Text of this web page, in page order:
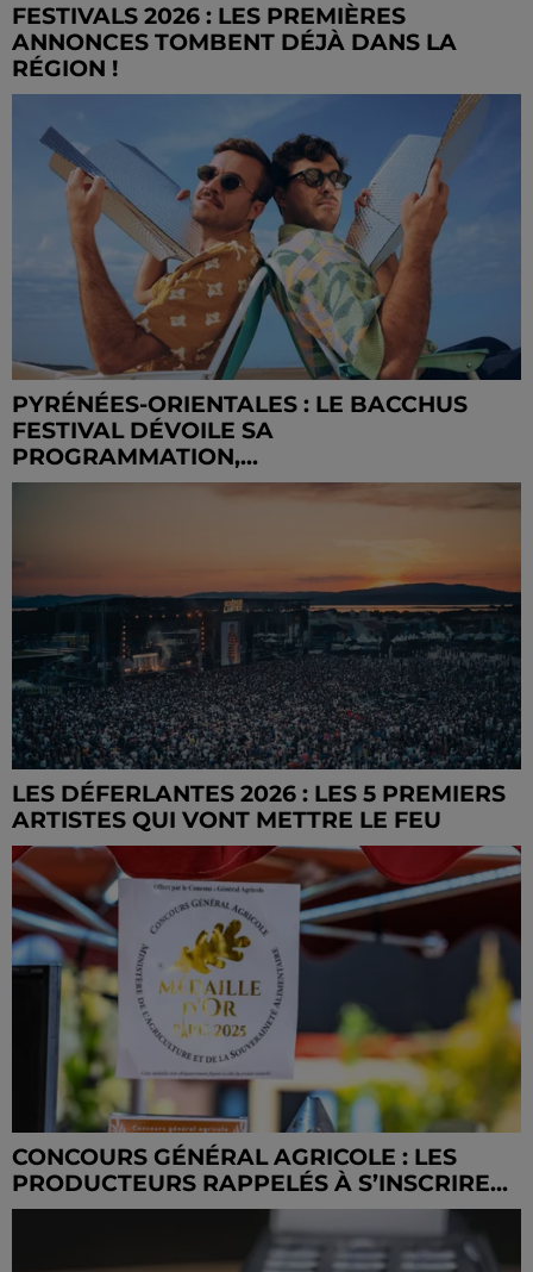
FESTIVALS 2026 : LES PREMIÈRES
ANNONCES TOMBENT DÉJÀ DANS LA
RÉGION !
PYRÉNÉES-ORIENTALES : LE BACCHUS
FESTIVAL DÉVOILE SA
PROGRAMMATION,...
LES DÉFERLANTES 2026 : LES 5 PREMIERS
ARTISTES QUI VONT METTRE LE FEU
CONCOURS GÉNÉRAL AGRICOLE : LES
PRODUCTEURS RAPPELÉS À S’INSCRIRE...